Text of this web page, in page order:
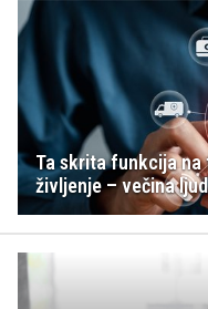
Ta skrita funkcija na
življenje – večina